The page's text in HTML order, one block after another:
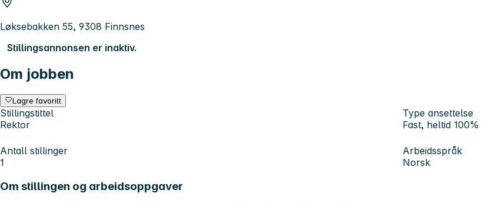
Løksebakken 55, 9308 Finnsnes
Stillingsannonsen er inaktiv.
Om jobben
Lagre favoritt
Stillingstittel
Rektor
Type ansettelse
Fast, heltid 100%
Antall stillinger
1
Arbeidsspråk
Norsk
Om stillingen og arbeidsoppgaver